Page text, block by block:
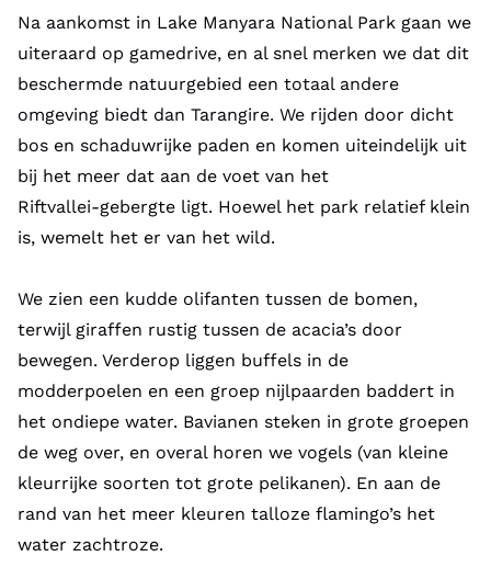
Na aankomst in Lake Manyara National Park gaan we
uiteraard op gamedrive, en al snel merken we dat dit
beschermde natuurgebied een totaal andere
omgeving biedt dan Tarangire. We rijden door dicht
bos en schaduwrijke paden en komen uiteindelijk uit
bij het meer dat aan de voet van het
Riftvallei‑gebergte ligt. Hoewel het park relatief klein
is, wemelt het er van het wild.
We zien een kudde olifanten tussen de bomen,
terwijl giraffen rustig tussen de acacia’s door
bewegen. Verderop liggen buffels in de
modderpoelen en een groep nijlpaarden baddert in
het ondiepe water. Bavianen steken in grote groepen
de weg over, en overal horen we vogels (van kleine
kleurrijke soorten tot grote pelikanen). En aan de
rand van het meer kleuren talloze flamingo’s het
water zachtroze.